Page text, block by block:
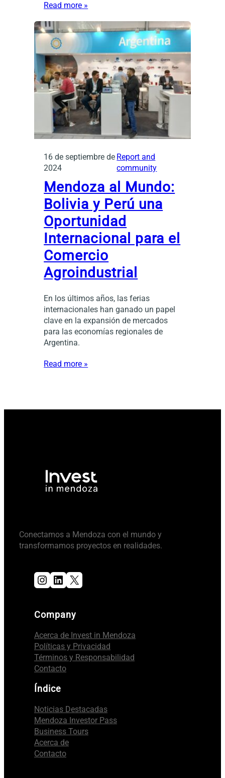
Read more »
16 de septiembre de
2024
Report and
community
Mendoza al Mundo:
Bolivia y Perú una
Oportunidad
Internacional para el
Comercio
Agroindustrial
En los últimos años, las ferias
internacionales han ganado un papel
clave en la expansión de mercados
para las economías regionales de
Argentina.
Read more »
Conectamos a Mendoza con el mundo y
transformamos proyectos en realidades.
Instagram LinkedIn X
Company
Acerca de Invest in Mendoza
Políticas y Privacidad
Términos y Responsabilidad
Contacto
Índice
Noticias Destacadas
Mendoza Investor Pass
Business Tours
Acerca de
Contacto